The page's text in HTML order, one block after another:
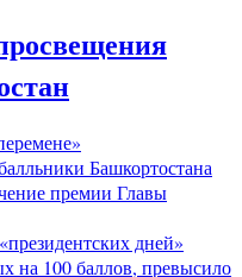
Башкортостана
премии Главы
дней»
на 100 баллов, превысило